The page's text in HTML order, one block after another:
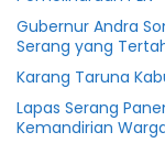
Gubernur Andra
Serang yang
Karang Taruna
Lapas Serang
Kemandirian